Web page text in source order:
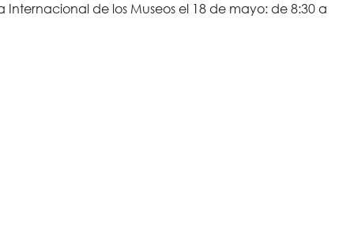
de los Museos el 18 de mayo: de 8:30 a